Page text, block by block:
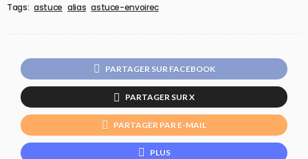
Tags: astuce alias astuce-envoirec
PARTAGER SUR FACEBOOK
PARTAGER SUR X
PARTAGER PAR E-MAIL
PLUS